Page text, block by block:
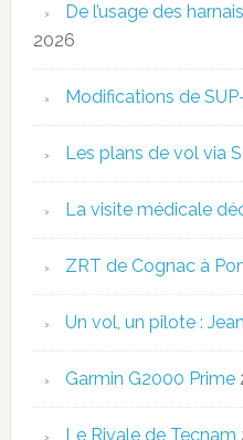
De l’usage des
2026
Modifications de
Les plans de vol via
La visite médicale
ZRT de Cognac à
Un vol, un pilote :
Garmin G2000 Prime
Le Rivale de Tecnam